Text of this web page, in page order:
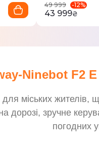
49 999
-12%
43 999₴
Ninebot F2
міських жителів,
дорозі, зручне
погодних